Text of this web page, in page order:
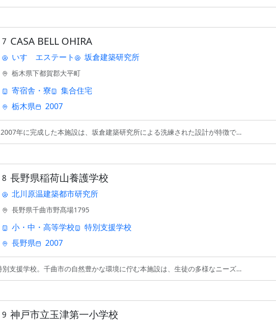
7 CASA BELL OHIRA
いすゞエステート 坂倉建築研究所
栃木県下都賀郡大平町
寄宿舎・寮
集合住宅
栃木県
2007
完成した本施設は、坂倉建築研究所による洗練された設計が特徴です。モダニズムの系譜
8 長野県稲荷山養護学校
北川原温建築都市研究所
長野県千曲市野髙場1795
小・中・高等学校
特別支援学校
長野県
2007
校。千曲市の自然豊かな環境に佇む本施設は、生徒の多様なニーズに対応する柔軟な空間
9 神戸市立玉津第一小学校